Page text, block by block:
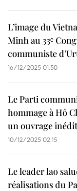
L’image du
Minh au 33ᵉ
communiste
16/12/2025 01:50
Le Parti
hommage à Hô
un ouvrage inédit
10/12/2025 02:15
Le leader lao
réalisations du